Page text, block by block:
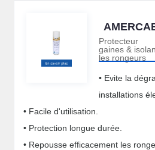
Protecteur
gaines &
les rongeurs
• Evite la
installations
• Facile d'utilisation.
• Protection longue durée.
• Repousse efficacement les